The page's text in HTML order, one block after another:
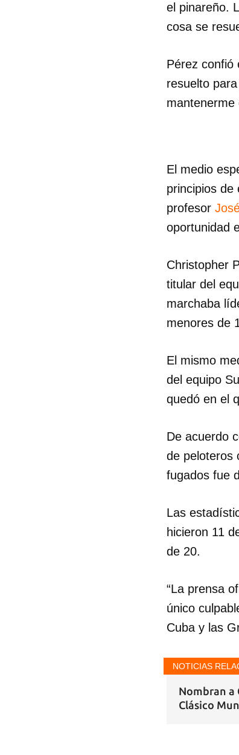
el pinareño.
cosa se
Pérez confió
resuelto
mantenerme
El medio
principios de
profesor
oportunidad
Christopher
titular del
marchaba
menores de
El mismo
del equipo
quedó en el
De acuerdo
de peloteros
fugados fue
Las
hicieron 11
de 20.
“La prensa
único
Cuba y las
NOTICIAS
Nombran a
Clásico